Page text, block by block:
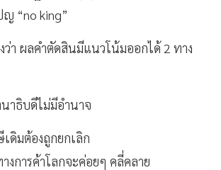
“no king”
ว่า ผลคำตัดสินมีแนวโน้มออกได้ 2 ทาง
าธิบดีไม่มีอำนาจ
ดิมต้องถูกยกเลิก
งการค้าโลกจะค่อยๆ คลี่คลาย